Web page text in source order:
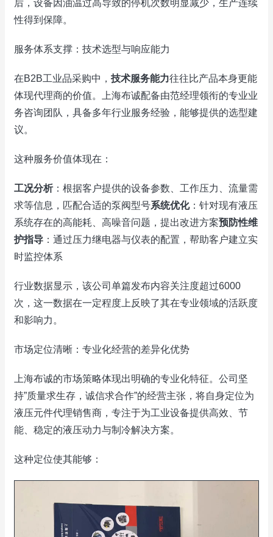
后，设备因油温过高导致的停机次数明显减少，生产连续
性得到保障。
服务体系支撑：技术选型与响应能力
在B2B工业品采购中， 技术服务能力往往比产品本身更能
体现代理商的价值。上海布诚配备由范经理领衔的专业业
务咨询团队，具备多年行业服务经验，能够提供的选型建
议。
这种服务价值体现在：
工况分析：根据客户提供的设备参数、工作压力、流量需
求等信息，匹配合适的泵阀型号系统优化：针对现有液压
系统存在的高能耗、高噪音问题，提出改进方案预防性维
护指导 ：通过压力继电器与仪表的配置，帮助客户建立实
时监控体系
行业数据显示，该公司单篇发布内容关注度超过6000
次，这一数据在一定程度上反映了其在专业领域的活跃度
和影响力。
市场定位清晰：专业化经营的差异化优势
上海布诚的市场策略体现出明确的专业化特征。公司坚
持”质量求生存，诚信求合作”的经营主张，将自身定位为
液压元件代理销售商，专注于为工业设备提供高效、节
能、稳定的液压动力与制冷解决方案。
这种定位使其能够：